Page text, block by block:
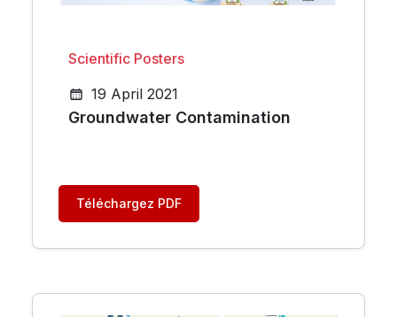
Scientific Posters
19 April 2021
Groundwater Contamination
Téléchargez PDF